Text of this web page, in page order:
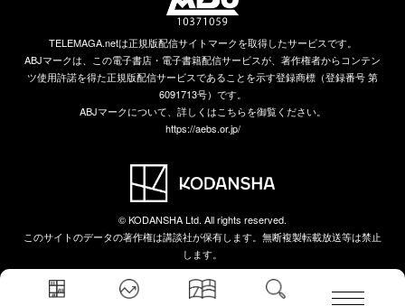
TELEMAGA.netは正規版配信サイトマークを取得したサービスです。
ABJマークは、この電子書店・電子書籍配信サービスが、著作権者からコンテン
ツ使用許諾を得た正規版配信サービスであることを示す登録商標（登録番号 第
6091713号）です。
ABJマークについて、詳しくはこちらを御覧ください。
https://aebs.or.jp/
© KODANSHA Ltd. All rights reserved.
このサイトのデータの著作権は講談社が保有します。無断複製転載放送等は禁止
します。